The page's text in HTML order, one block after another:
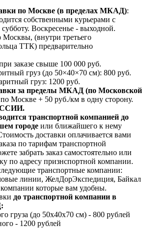
по Москве (в пределах МКАД):
собственными курьерами с
Воскресенье - выходной.
Москвы, (внутри третьего
ТТК) предварительно
заказе свыше 100 000 руб.
груз (до 50×40×70 см): 800 руб.
груз: 1200 руб.
за пределы МКАД (по Московской
Москве + 50 руб./км в одну сторону.
транспортной компанией до
городе или ближайшего к нему
доставки оплачивается вами
по тарифам транспортной
забрать заказ самостоятельно или
по адресу признспортной компании.
транспортные компании:
линии, ЖелДорЭкспедиция, Байкал
которые вам удобны.
до транспортной компании в
груза (до 50х40х70 см) - 800 рублей
- 1200 рублей